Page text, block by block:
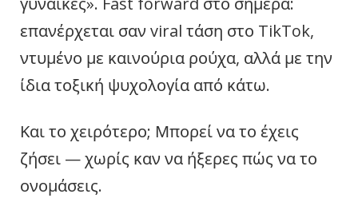
επανέρχεται σαν viral τάση στο TikTok,
ντυμένο με καινούρια ρούχα, αλλά με την
ίδια τοξική ψυχολογία από κάτω.
Και το χειρότερο; Μπορεί να το έχεις
ζήσει — χωρίς καν να ήξερες πώς να το
ονομάσεις.